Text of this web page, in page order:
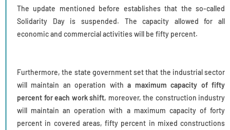
The update mentioned before establishes that the so-called
Solidarity Day is suspended. The capacity allowed for all
economic and commercial activities will be fifty percent.
Furthermore, the state government set that the industrial sector
will maintain an operation witha maximum capacity of fifty
percent for each work shift, moreover, the construction industry
will maintain an operation with a maximum capacity of forty
percent in covered areas, fifty percent in mixed constructions